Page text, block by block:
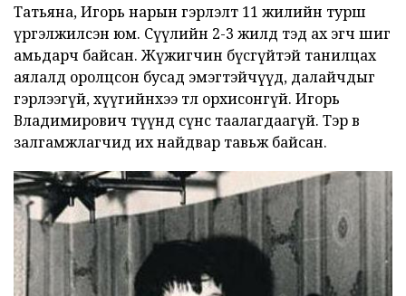
Татьяна, Игорь нарын гэрлэлт 11 жилийн турш
үргэлжилсэн юм. Сүүлийн 2-3 жилд тэд ах эгч шиг
амьдарч байсан. Жүжигчин бүсгүйтэй танилцах
аялалд оролцсон бусад эмэгтэйчүүд, далайчдыг
гэрлээгүй, хүүгийнхээ төлөө орхисонгүй. Игорь
Владимирович түүнд сүнс таалагдаагүй. Тэр өв
залгамжлагчид их найдвар тавьж байсан.